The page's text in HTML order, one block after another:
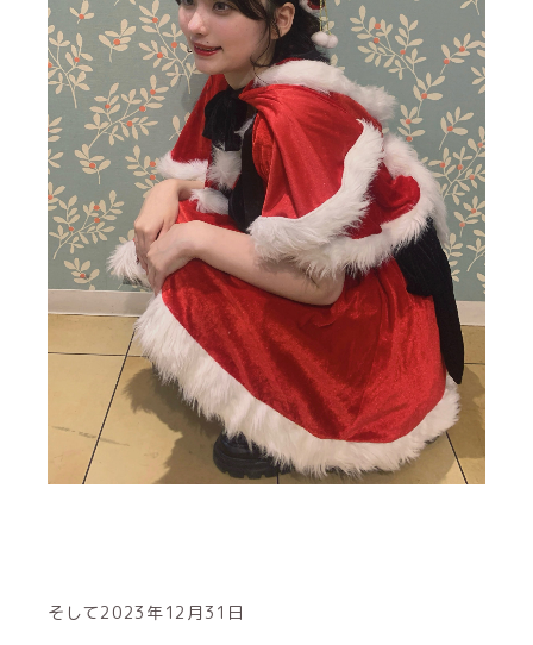
そして2023年12月31日